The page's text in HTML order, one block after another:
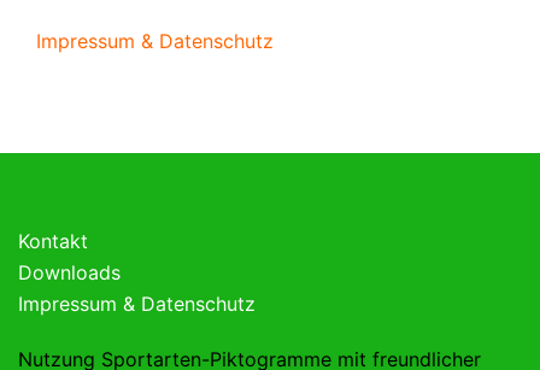
Impressum & Datenschutz
Kontakt
Downloads
Impressum & Datenschutz
Nutzung Sportarten-Piktogramme mit freundlicher